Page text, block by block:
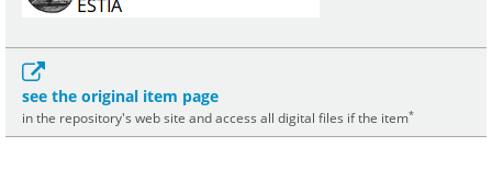
see the original item page
in the repository's web site and access all digital files if the item*